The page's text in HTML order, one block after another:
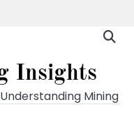
Insights
Mining